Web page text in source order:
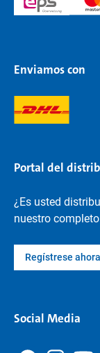
Enviamos con
Portal del
¿Es usted
nuestro
Regístrese ahora
Social Media